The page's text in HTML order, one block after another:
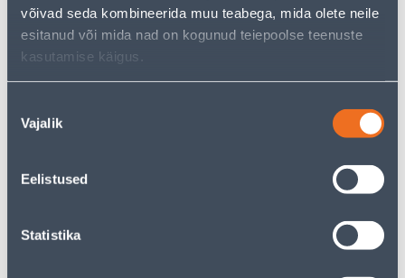
võivad seda kombineerida muu teabega, mida olete neile
esitanud või mida nad on kogunud teiepoolse teenuste
kasutamise käigus.
valik
Vajalik
Eelistused
Statistika
• 14-päevane tagastusõigus.
• HANKIJA LAOST TELLITAV TOODE